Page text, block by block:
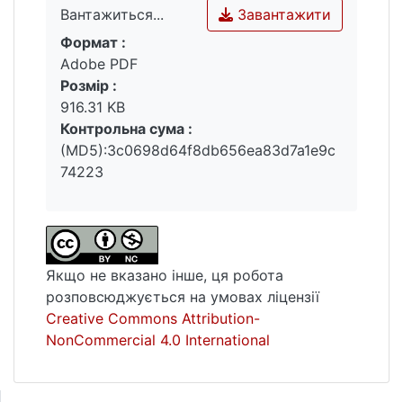
Вантажиться...
Вантажиться...
Завантажити
Формат :
Adobe PDF
Розмір :
916.31 KB
Контрольна сума :
(MD5):3c0698d64f8db656ea83d7a1e9c
74223
Якщо не вказано інше, ця робота
розповсюджується на умовах ліцензії
Creative Commons Attribution-
NonCommercial 4.0 International